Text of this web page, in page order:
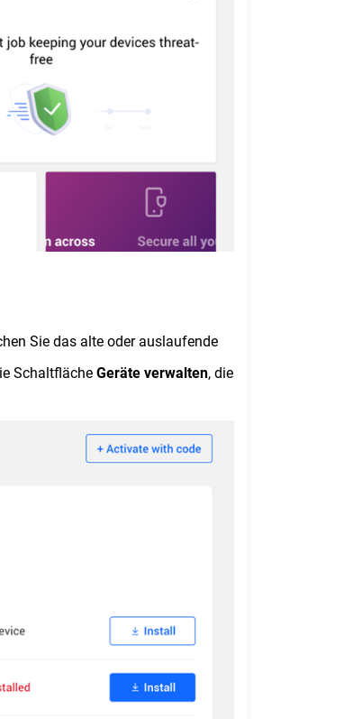
Sie das alte oder auslaufende
Schaltfläche Geräte verwalten, die